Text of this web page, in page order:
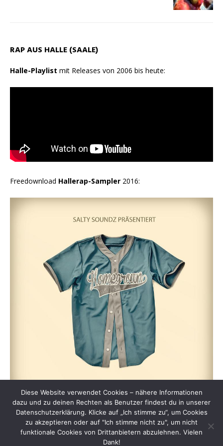
RAP AUS HALLE (SAALE)
Halle-Playlist mit Releases von 2006 bis heute:
Freedownload Hallerap-Sampler 2016:
Diese Website verwendet Cookies – nähere Informationen
dazu und zu deinen Rechten als Benutzer findest du in unserer
Datenschutzerklärung. Klicke auf „Ich stimme zu“, um Cookies
zu akzeptieren oder auf "Ich stimme nicht zu", um nicht
funktionale Cookies von Drittanbietern abzulehnen. Vielen
Dank!